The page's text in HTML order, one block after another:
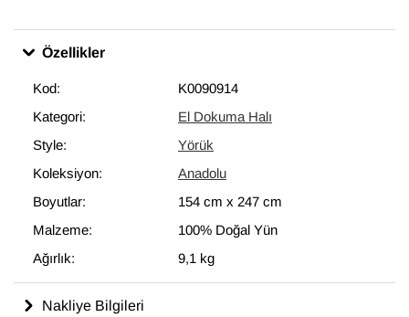
Özellikler
Kod:
K0090914
Kategori:
El Dokuma Halı
Style:
Yörük
Koleksiyon:
Anadolu
Boyutlar:
154 cm x 247 cm
Malzeme:
100% Doğal Yün
Ağırlık:
9,1 kg
Nakliye Bilgileri